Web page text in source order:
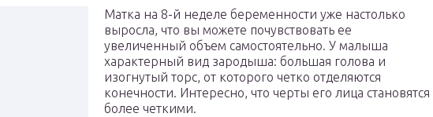
Матка на 8-й неделе беременности уже настолько
выросла, что вы можете почувствовать ее
увеличенный объем самостоятельно. У малыша
характерный вид зародыша: большая голова и
изогнутый торс, от которого четко отделяются
конечности. Интересно, что черты его лица становятся
более четкими.